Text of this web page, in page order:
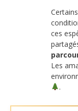
ces
Les
.